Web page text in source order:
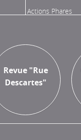
Actions Phares
Revue "Rue
Descartes"